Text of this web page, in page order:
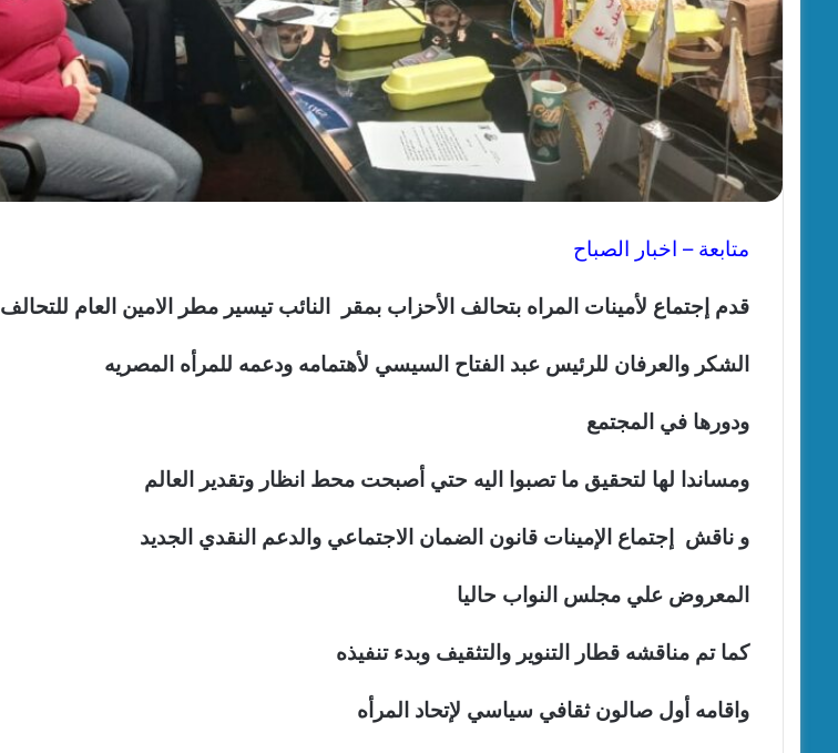
متابعة – اخبار الصباح
قدم إجتماع لأمينات المراه بتحالف الأحزاب بمقر النائب تيسير مطر الامين العام للتحالف
الشكر والعرفان للرئيس عبد الفتاح السيسي لأهتمامه ودعمه للمرأه المصريه
ودورها في المجتمع
ومساندا لها لتحقيق ما تصبوا اليه حتي أصبحت محط انظار وتقدير العالم
و ناقش إجتماع الإمينات قانون الضمان الاجتماعي والدعم النقدي الجديد
المعروض علي مجلس النواب حاليا
كما تم مناقشه قطار التنوير والتثقيف وبدء تنفيذه
واقامه أول صالون ثقافي سياسي لإتحاد المرأه